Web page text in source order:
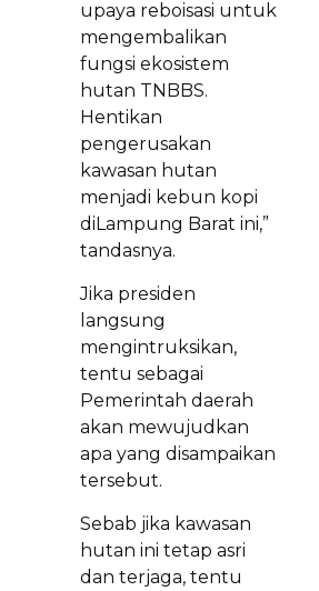
upaya reboisasi untuk
mengembalikan
fungsi ekosistem
hutan TNBBS.
Hentikan
pengerusakan
kawasan hutan
menjadi kebun kopi
diLampung Barat ini,”
tandasnya.
Jika presiden
langsung
mengintruksikan,
tentu sebagai
Pemerintah daerah
akan mewujudkan
apa yang disampaikan
tersebut.
Sebab jika kawasan
hutan ini tetap asri
dan terjaga, tentu